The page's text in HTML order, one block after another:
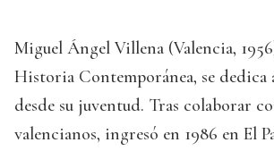
Miguel Ángel Villena (Valencia,
Historia Contemporánea, se dedica
desde su juventud. Tras colaborar
valencianos, ingresó en 1986 en El